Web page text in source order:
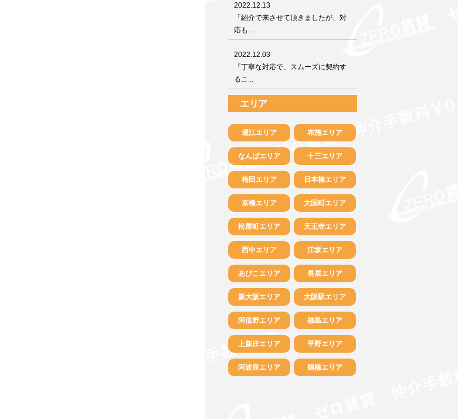
2022.12.13
「紹介で来させて頂きましたが、対
応も...
2022.12.03
『丁寧な対応で、スムーズに契約す
るこ...
エリア
堀江エリア 布施エリア
なんばエリア 十三エリア
梅田エリア 日本橋エリア
京橋エリア 大国町エリア
松屋町エリア 天王寺エリア
西中エリア 江坂エリア
あびこエリア 長居エリア
新大阪エリア 大阪駅エリア
阿倍野エリア 福島エリア
上新庄エリア 平野エリア
阿波座エリア 鶴橋エリア